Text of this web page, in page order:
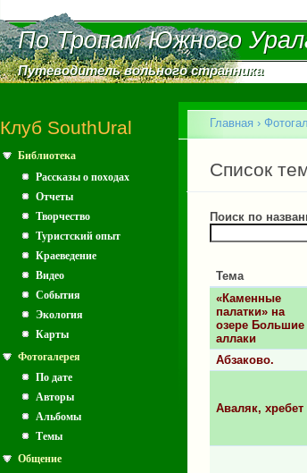
По Тропам Южного
По Тропам Южного
Путеводитель вольного странника
Путеводитель вольного странника
Клуб SouthUral
Библиотека
Рассказы о походах
Отчеты
Творчество
Туристский опыт
Краеведение
Видео
События
Экология
Карты
Фотогалерея
По дате
Авторы
Альбомы
Темы
Общение
Вы здесь
Главная ›
Список
Главные
Поиск по
Тема
«Каменные
палатки» на
озере Большие
аллаки
Абзаково.
Аваляк, хребет